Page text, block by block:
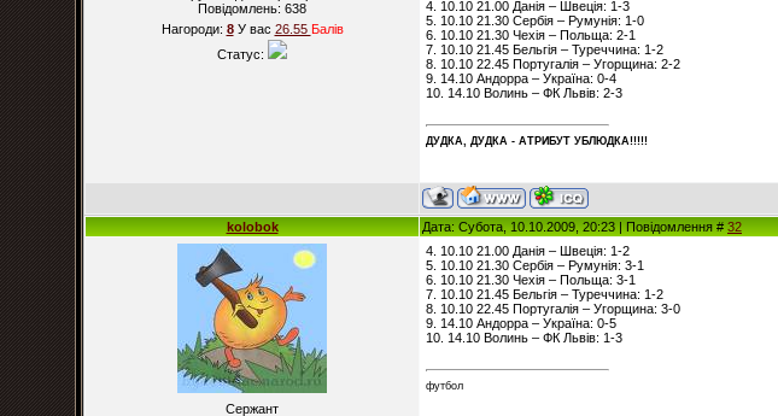
Повідомлень: 638
Нагороди: 8У вас 26.55 Балiв
Статус:
4. 10.10 21.00 Данія – Швеція: 1-3
5. 10.10 21.30 Сербія – Румунія: 1-0
6. 10.10 21.30 Чехія – Польща: 2-1
7. 10.10 21.45 Бельгія – Туреччина: 1-2
8. 10.10 22.45 Португалія – Угорщина: 2-2
9. 14.10 Андорра – Україна: 0-4
10. 14.10 Волинь – ФК Львів: 2-3
ДУДКА, ДУДКА - АТРИБУT УБЛЮДКА!!!!!
kolobok Дата: Субота, 10.10.2009, 20:23 | Повідомлення #32
Сержант
4. 10.10 21.00 Данія – Швеція: 1-2
5. 10.10 21.30 Сербія – Румунія: 3-1
6. 10.10 21.30 Чехія – Польща: 3-1
7. 10.10 21.45 Бельгія – Туреччина: 1-2
8. 10.10 22.45 Португалія – Угорщина: 3-0
9. 14.10 Андорра – Україна: 0-5
10. 14.10 Волинь – ФК Львів: 1-3
футбол